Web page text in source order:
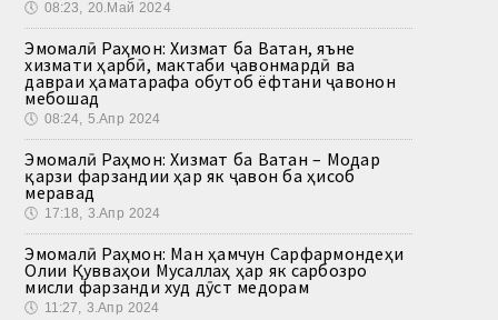
🕔 08:23, 20.Май 2024
Эмомалӣ Раҳмон: Хизмат ба Ватан, яъне
хизмати ҳарбӣ, мактаби ҷавонмардӣ ва
давраи ҳаматарафа обутоб ёфтани ҷавонон
мебошад
🕔 08:24, 5.Апр 2024
Эмомалӣ Раҳмон: Хизмат ба Ватан – Модар
қарзи фарзандии ҳар як ҷавон ба ҳисоб
меравад
🕔 17:18, 3.Апр 2024
Эмомалӣ Раҳмон: Ман ҳамчун Сарфармондеҳи
Олии Қувваҳои Мусаллаҳ ҳар як сарбозро
мисли фарзанди худ дӯст медорам
🕔 11:27, 3.Апр 2024